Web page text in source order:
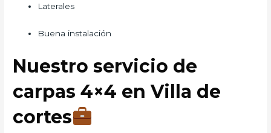
Laterales
Buena instalación
Nuestro servicio de
carpas 4×4 en Villa de
cortes